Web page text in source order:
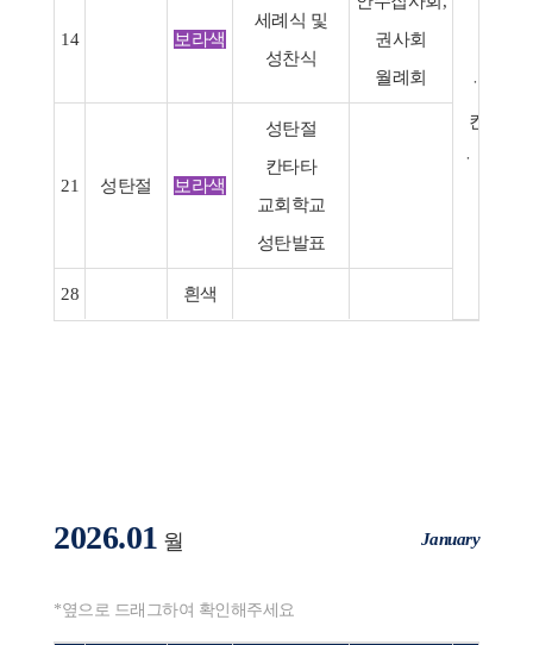
ㆍ성탄
칸타타
ㆍ송구
14 보라색
세례식 및
성찬식
권사회
월례회
21 성탄절 보라색
성탄절
칸타타
교회학교
성탄발표
28 흰색
2026.01 월 January
*옆으로 드래그하여 확인해주세요